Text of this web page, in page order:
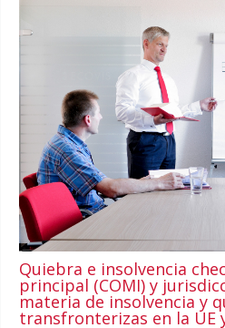
Quiebra e insolvencia
principal (COMI) y
materia de insolvencia y
transfronterizas en la UE